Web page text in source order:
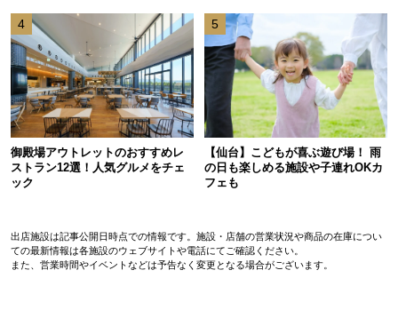
4
御殿場アウトレットのおすすめレ
ストラン12選！人気グルメをチェ
ック
5
【仙台】こどもが喜ぶ遊び場！ 雨
の日も楽しめる施設や子連れOKカ
フェも
出店施設は記事公開日時点での情報です。施設・店舗の営業状況や商品の在庫につい
ての最新情報は各施設のウェブサイトや電話にてご確認ください。
また、営業時間やイベントなどは予告なく変更となる場合がございます。